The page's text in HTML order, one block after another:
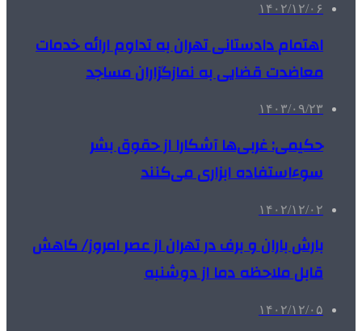
۱۴۰۲/۱۲/۰۶
اهتمام دادستانی تهران به تداوم ارائه خدمات
معاضدت قضایی به نمازگزاران مساجد
۱۴۰۳/۰۹/۲۳
حکیمی: غربی‌ها آشکارا از حقوق بشر
سوءاستفاده ابزاری می‌کنند
۱۴۰۲/۱۲/۰۲
بارش باران و برف در تهران از عصر امروز/ کاهش
قابل ملاحظه دما از دوشنبه
۱۴۰۲/۱۲/۰۵